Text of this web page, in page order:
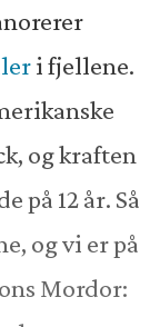
i fjellene.
og kraften
på 12 år. Så
og vi er på
Mordor: